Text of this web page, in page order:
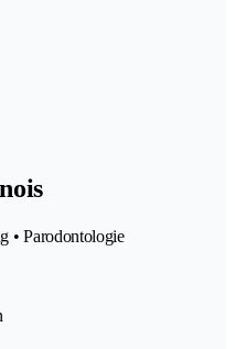
• Parodontologie